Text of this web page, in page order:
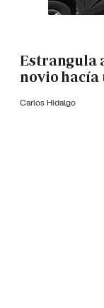
Estrangula
novio hacía
Carlos Hidalgo